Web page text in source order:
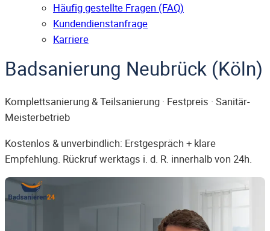
Häufig gestellte Fragen (FAQ)
Kunden­dienst­anfrage
Karriere
Badsanierung Neubrück (Köln)
Komplettsanierung & Teilsanierung · Festpreis · Sanitär-
Meisterbetrieb
Kostenlos & unverbindlich: Erstgespräch + klare
Empfehlung. Rückruf werktags i. d. R. innerhalb von 24h.